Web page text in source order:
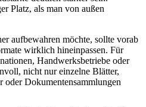
Platz, als man von außen
aufbewahren möchte, sollte vorab
wirklich hineinpassen. Für
Handwerksbetriebe oder
nicht nur einzelne Blätter,
oder Dokumentensammlungen